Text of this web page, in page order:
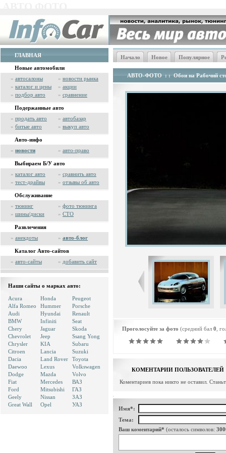
ГЛАВНАЯ
Новые автомобили
» автосалоны » новости рынка
» каталог и цены » акции
» подбор авто » сравнение
Подержанные авто
» продать авто » автобазар
» битые авто » выкуп авто
Авто-инфо
» новости » авто-право
Выбираем Б/У авто
» каталог авто » сравнить авто
» тест-драйвы » отзывы об авто
Обслуживание
» тюнинг » фото тюнинга
» шины/диски » СТО
Развлечения
» анекдоты » авто-блог
Каталог Авто-сайтов
» авто-сайты » добавить сайт
Наши сайты о марках авто:
Acura
Alfa Romeo
Audi
BMW
Chery
Chevrolet
Chrysler
Citroen
Dacia
Daewoo
Dodge
Fiat
Ford
Geely
Great Wall
Honda
Hummer
Hyundai
Infiniti
Jaguar
Jeep
KIA
Lancia
Land Rover
Lexus
Mazda
Mercedes
Mitsubishi
Nissan
Opel
Peugeot
Porsche
Renault
Seat
Skoda
Ssang Yong
Subaru
Suzuki
Toyota
Volkswagen
Volvo
ВАЗ
ГАЗ
ЗАЗ
УАЗ
Начало Новое Популярное
АВТО-ФОТО : : Обои на Рабочий
Проголосуйте за фото (средний бал 0 ,
КОМЕНТАРИИ ПОЛЬЗОВАТЕЛЕЙ
Коментариев пока никто не оставил.
Имя*:
Тема:
Ваш коментарий* (осталось символов: